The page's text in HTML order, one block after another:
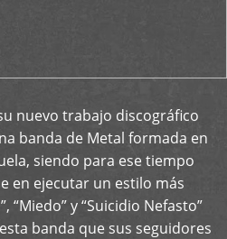
nuevo trabajo discográfico
banda de Metal formada en
siendo para ese tiempo
en ejecutar un estilo más
“Miedo” y “Suicidio Nefasto”
banda que sus seguidores